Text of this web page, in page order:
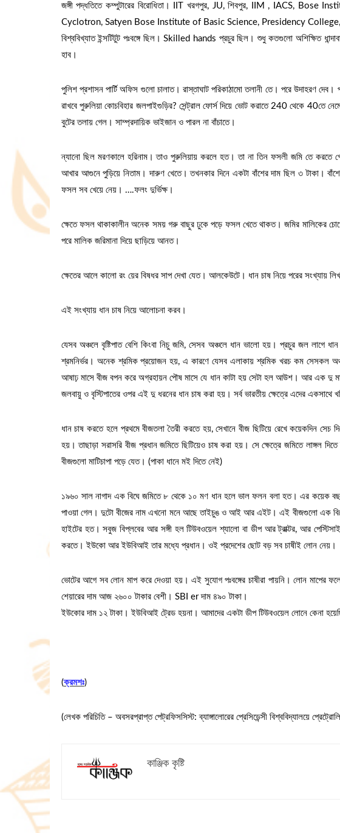
জঙ্গী পদ্ধতিতে কম্পুটারের বিরোধিতা। IIT খরগপুর, JU, শিবপুর, IIM , IACS,
Cyclotron, Satyen Bose Institute of Basic Science, Presidency
বিশ্ববিখ্যাত ইন্সটিটুট পঃবঙ্গে ছিল। Skilled hands প্রচুর ছিল। শুধু কতগুলো অশিক্ষিত
হাব।
পুলিশ প্রশাসন পার্টি অফিস গুলো চালাত। রাস্তাঘাট পরিকাঠামো তলানী তে। পরে উদাহরণ দেব।
রাখবে পুরুলিয়া কোচবিহার জলপাইগুড়ির? সেন্ট্রাল ফোর্স দিয়ে ভোট করাতে 240 থেকে 40তে নেমে
বুটের তলায় গেল। সাম্প্রদায়িক ভাইজান ও পারল না বাঁচাতে।
ন্যানো ছিল মরণকালে হরিনাম। তাও পুরুলিয়ায় করলে হত। তা না তিন ফসলী জমি তে করতে
আখার আগুনে পুড়িয়ে নিতাম। দারুণ খেতে। তখনকার দিনে একটা বাঁশের দাম ছিল ৩ টাকা।
ফসল সব খেয়ে নেয়। ….ফলং দুর্ভিক্ষ।
ক্ষেতে ফসল থাকাকালীন ‌অনেক সময় গরু বাছুর ঢুকে পড়ে ফসল খেতে থাকত। জমির মালিকের
পরে মালিক জরিমানা দিয়ে ছাড়িয়ে আনত।
ক্ষেতের আলে কালো রং য়ের বিষধর সাপ দেখা যেত। আলকেউটে। ধান চাষ নিয়ে পরের
এই সংখ্যায় ধান চাষ নিয়ে আলোচনা করব।
যেসব অঞ্চলে বৃষ্টিপাত বেশি কিংবা নিচু জমি, সেসব অঞ্চলে ধান ভালো হয়। প্রচুর জল লাগে
শ্রমনির্ভর। অনেক শ্রমিক প্রয়োজন হয়, এ কারণে যেসব এলাকায় শ্রমিক খরচ কম সেসকল
আষাঢ় মাসে বীজ বপন করে অগ্রহায়ন পৌষ মাসে যে ধান কাটা হয় সেটা হল আউশ। আর এক দু
জলবায়ু ও বৃস্টিপাতের ওপর এই দু ধরনের ধান চাষ করা হয়। সর্ব ভারতীয় ক্ষেত্রে এদের একসাথে
ধান চাষ করতে হলে প্রথমে বীজতলা তৈরী করতে হয়, সেখানে বীজ ছিটিয়ে রেখে কয়েকদিন
হয়। তাছাড়া সরাসরি বীজ প্রধান জমিতে ছিটিয়েও চাষ করা হয়। সে ক্ষেত্রে জমিতে লাঙ্গল
বীজগুলো মাটিচাপা পড়ে যেত। (পাকা ধানে মই দিতে নেই)
১৯৬০ সাল নাগাদ এক বিঘে জমিতে ৮ থেকে ১০ মণ ধান হলে ভাল ফলন বলা হত। এর কয়েক
পাওয়া গেল। দুটো বীজের নাম এখনো মনে আছে তাইচুঙ ও আই আর এইট। এই বীজগুলো এক
হাইটের হত। সবুজ বিপ্লবের আর সঙ্গী হল টিউবওয়েল শ্যালো বা ডীপ আর ট্রাক্টর, আর
করতে। ইউকো আর ইউবিআই তার মধ্যে প্রধান। ওই প্রদেশের ছোট বড় সব চাষীই লোন নেয়।
ভোটের আগে সব লোন মাপ করে দেওয়া হয়। এই সুযোগ পঃবঙ্গের চাষীরা পায়নি। লোন মাপের
শেয়ারের দাম আজ ২৬০০ টাকার বেশী। SBI er দাম ৪৯০ টাকা।
ইউকোরদাম ১২ টাকা। ইউবিআই ট্রেড হয়না। আমাদের একটা ডীপ টিউবওয়েল লোনে কেনা
(ক্রমশঃ)
(লেখক পরিচিতি – অবসরপ্রাপ্ত পেট্রফিসসিস্ট: ব্যাঙ্গালোরের প্রেসিডেন্সী বিশ্ববিদ্যালয়ে
কাঞ্জিক কৃষ্টি